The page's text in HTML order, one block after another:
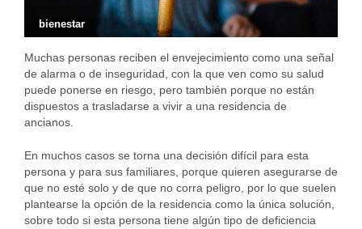
bienestar
Muchas personas reciben el envejecimiento como una señal
de alarma o de inseguridad, con la que ven como su salud
puede ponerse en riesgo, pero también porque no están
dispuestos a trasladarse a vivir a una residencia de
ancianos.
En muchos casos se torna una decisión difícil para esta
persona y para sus familiares, porque quieren asegurarse de
que no esté solo y de que no corra peligro, por lo que suelen
plantearse la opción de la residencia como la única solución,
sobre todo si esta persona tiene algún tipo de deficiencia